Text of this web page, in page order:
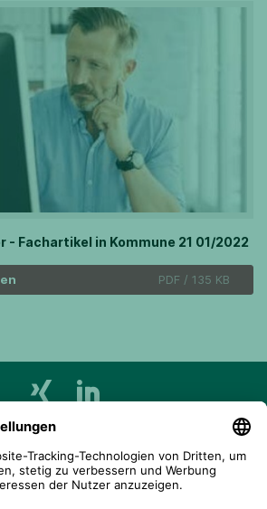
- Fachartikel in Kommune 21 01/2022
PDF / 135 KB
telent GmbH
34, 71522 Backnang